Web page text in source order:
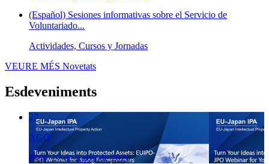
(Español) Sesiones informativas sobre el Servicio de
Voluntariado...
Actividades, Cursos y Jornadas
VEURE MÉS Novetats
Esdeveniments
27
AGO
Data: 27 de Agost de 2026